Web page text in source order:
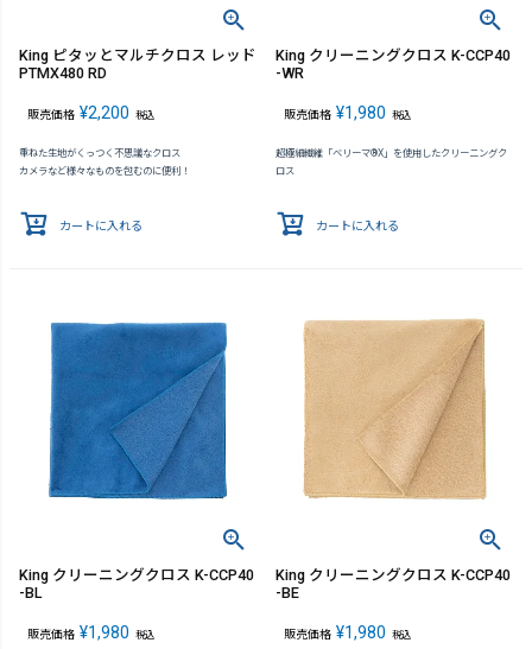
King ピタッとマルチクロス レッド
PTMX480 RD
販売価格 ¥2,200 税込
重ねた生地がくっつく不思議なクロス
カメラなど様々なものを包むのに便利！
カートに入れる
King クリーニングクロス K-CCP40
-WR
販売価格 ¥1,980 税込
超極細繊維「ベリーマ®X」を使用したクリーニングク
ロス
カートに入れる
King クリーニングクロス K-CCP40
-BL
販売価格 ¥1,980 税込
King クリーニングクロス K-CCP40
-BE
販売価格 ¥1,980 税込